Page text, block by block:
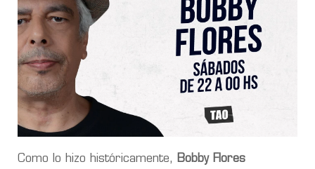
Como lo hizo históricamente,
Bobby Flores